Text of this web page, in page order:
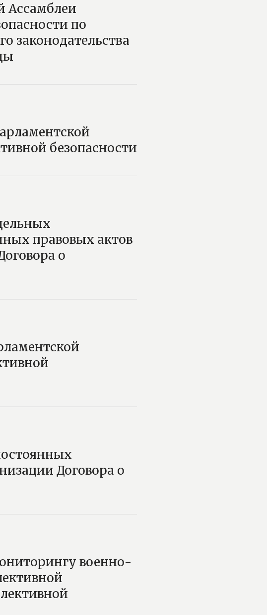
Ассамблеи
по
законодательства
безопасности
правовых актов
о
Договора о
военно-